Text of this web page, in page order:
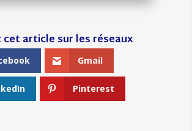
Gmail
Pinterest